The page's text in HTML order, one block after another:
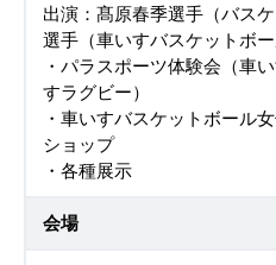
出演：髙原春季選手（バス
選手（車いすバスケットボー
・パラスポーツ体験会（車
すラグビー）
・車いすバスケットボール
ショップ
・各種展示
会場